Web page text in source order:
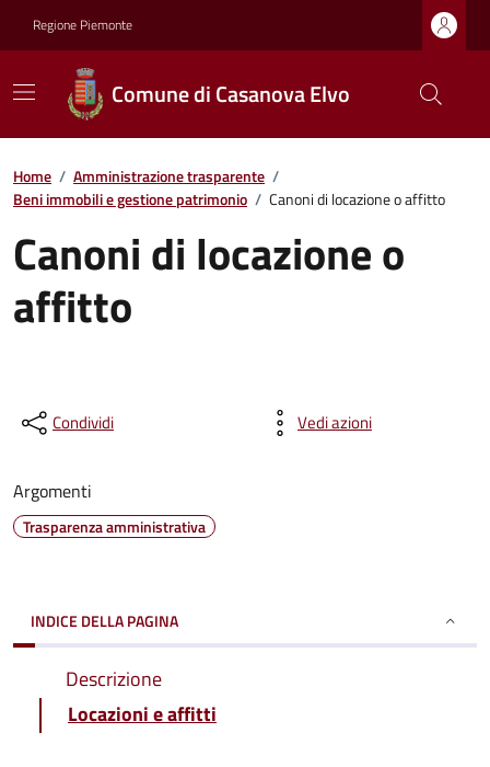
Regione Piemonte
Comune di Casanova Elvo
Home / Amministrazione trasparente /
Beni immobili e gestione patrimonio / Canoni di locazione o affitto
Canoni di locazione o
affitto
Condividi Vedi azioni
Argomenti
Trasparenza amministrativa
INDICE DELLA PAGINA
Descrizione
Locazioni e affitti